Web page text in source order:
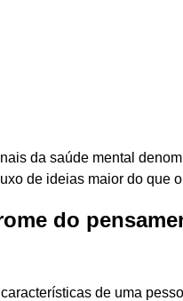
da saúde mental
de ideias maior do que
do
de uma